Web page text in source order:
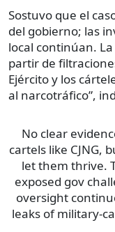
Sostuvo que el
del gobierno; las
local continúan.
partir de
Ejército y los
al narcotráfico”,
No clear
cartels like CJNG,
let them thrive.
exposed gov
oversight
leaks of military-